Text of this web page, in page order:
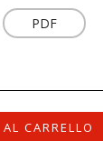
PDF
CARRELLO